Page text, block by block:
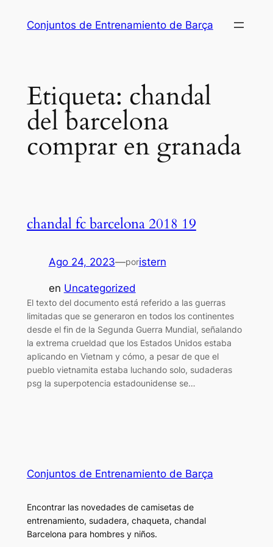
Conjuntos de Entrenamiento de Barça
Etiqueta: chandal
del barcelona
comprar en granada
chandal fc barcelona 2018 19
Ago 24, 2023—poristern
en Uncategorized
El texto del documento está referido a las guerras
limitadas que se generaron en todos los continentes
desde el fin de la Segunda Guerra Mundial, señalando
la extrema crueldad que los Estados Unidos estaba
aplicando en Vietnam y cómo, a pesar de que el
pueblo vietnamita estaba luchando solo, sudaderas
psg la superpotencia estadounidense se…
Conjuntos de Entrenamiento de Barça
Encontrar las novedades de camisetas de
entrenamiento, sudadera, chaqueta, chandal
Barcelona para hombres y niños.